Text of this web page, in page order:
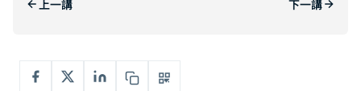
4 上一講 下一講